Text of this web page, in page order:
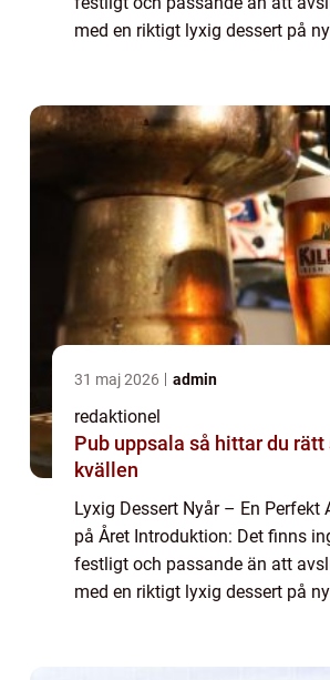
med en riktigt lyxig dessert på
31 maj 2026 admin
redaktionel
Pub uppsala så hittar du rätt ställe för
kvällen
Lyxig Dessert Nyår – En Perfekt
på Året Introduktion: Det finns
festligt och passande än att
med en riktigt lyxig dessert på